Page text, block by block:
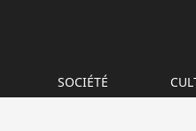
SOCIÉTÉ